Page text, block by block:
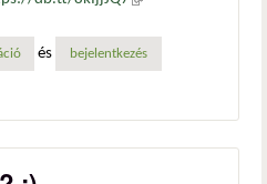
és bejelentkezés